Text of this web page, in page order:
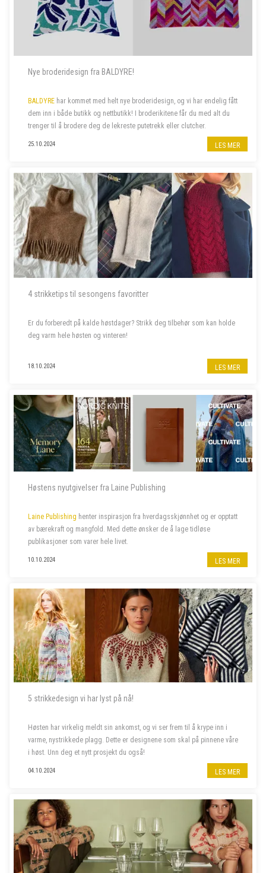
Nye broderidesign fra BALDYRE!
BALDYRE har kommet med helt nye broderidesign, og vi har endelig fått
dem inn i både butikk og nettbutikk! I broderikitene får du med alt du
trenger til å brodere deg de lekreste putetrekk eller clutcher.
25.10.2024 LES MER
4 strikketips til sesongens favoritter
Er du forberedt på kalde høstdager? Strikk deg tilbehør som kan holde
deg varm hele høsten og vinteren!
18.10.2024 LES MER
Høstens nyutgivelser fra Laine Publishing
Laine Publishing henter inspirasjon fra hverdagsskjønnhet og er opptatt
av bærekraft og mangfold. Med dette ønsker de å lage tidløse
publikasjoner som varer hele livet.
10.10.2024 LES MER
5 strikkedesign vi har lyst på nå!
Høsten har virkelig meldt sin ankomst, og vi ser frem til å krype inn i
varme, nystrikkede plagg. Dette er designene som skal på pinnene våre
i høst. Unn deg et nytt prosjekt du også!
04.10.2024 LES MER